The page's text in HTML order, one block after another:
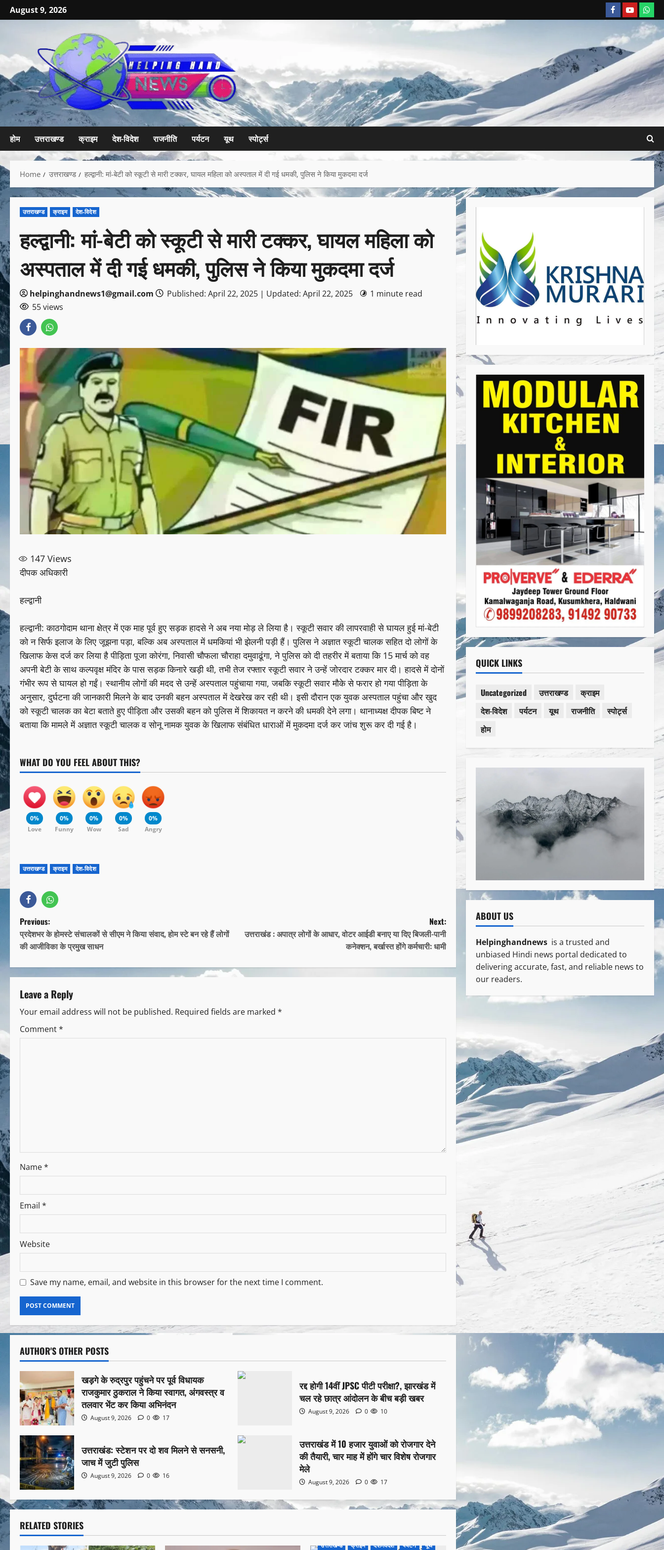
August 9, 2026
होम उत्तराखण्ड क्राइम देश-विदेश राजनीति पर्यटन यूथ स्पोर्ट्स
Home उत्तराखण्ड हल्द्वानी: मां-बेटी को स्कूटी से मारी टक्कर, घायल महिला को अस्पताल में दी गई धमकी, पुलिस ने किया मुकदमा दर्ज
उत्तराखण्ड क्राइम देश-विदेश
हल्द्वानी: मां-बेटी को स्कूटी से मारी टक्कर, घायल महिला को
अस्पताल में दी गई धमकी, पुलिस ने किया मुकदमा दर्ज
helpinghandnews1@gmail.com Published: April 22, 2025 | Updated: April 22, 2025
1 minute read
55 views
147 Views
दीपक अधिकारी
हल्द्वानी
हल्द्वानी: काठगोदाम थाना क्षेत्र में एक माह पूर्व हुए सड़क हादसे ने अब नया मोड़ ले लिया है। स्कूटी सवार की लापरवाही से घायल हुई मां-बेटी
को न सिर्फ इलाज के लिए जूझना पड़ा, बल्कि अब अस्पताल में धमकियां भी झेलनी पड़ी हैं। पुलिस ने अज्ञात स्कूटी चालक सहित दो लोगों के
खिलाफ केस दर्ज कर लिया है पीड़िता पूजा कोरंगा, निवासी चौफला चौराहा दमुवाढूंगा, ने पुलिस को दी तहरीर में बताया कि 15 मार्च को वह
अपनी बेटी के साथ कल्पवृक्ष मंदिर के पास सड़क किनारे खड़ी थी, तभी तेज रफ्तार स्कूटी सवार ने उन्हें जोरदार टक्कर मार दी। हादसे में दोनों
गंभीर रूप से घायल हो गईं। स्थानीय लोगों की मदद से उन्हें अस्पताल पहुंचाया गया, जबकि स्कूटी सवार मौके से फरार हो गया पीड़िता के
अनुसार, दुर्घटना की जानकारी मिलने के बाद उनकी बहन अस्पताल में देखरेख कर रही थी। इसी दौरान एक युवक अस्पताल पहुंचा और खुद
को स्कूटी चालक का बेटा बताते हुए पीड़िता और उसकी बहन को पुलिस में शिकायत न करने की धमकी देने लगा। थानाध्यक्ष दीपक बिष्ट ने
बताया कि मामले में अज्ञात स्कूटी चालक व सोनू नामक युवक के खिलाफ संबंधित धाराओं में मुकदमा दर्ज कर जांच शुरू कर दी गई है।
WHAT DO YOU FEEL ABOUT THIS?
0%
Love
0%
Funny
0%
Wow
0%
Sad
0%
Angry
उत्तराखण्ड क्राइम देश-विदेश
Previous:
प्रदेशभर के होमस्टे संचालकों से सीएम ने किया संवाद, होम स्टे बन रहे हैं लोगों
की आजीविका के प्रमुख साधन
Next:
उत्तराखंड : अपात्र लोगों के आधार, वोटर आईडी बनाए या दिए बिजली-पानी
कनेक्शन, बर्खास्त होंगे कर्मचारी: धामी
Leave a Reply
Your email address will not be published. Required fields are marked *
Comment*
Name*
Email *
Website
Save my name, email, and website in this browser for the next time I comment.
AUTHOR'S OTHER POSTS
खड़गे के रुद्रपुर पहुंचने पर पूर्व विधायक
राजकुमार ठुकराल ने किया स्वागत, अंगवस्त्र व
तलवार भेंट कर किया अभिनंदन
August 9, 2026 0 17
रद्द होगी 14वीं JPSC पीटी परीक्षा?, झारखंड में
चल रहे छात्र आंदोलन के बीच बड़ी खबर
August 9, 2026 0 10
उत्तराखंड: स्टेशन पर दो शव मिलने से सनसनी,
जाच में जुटी पुलिस
August 9, 2026 0 16
उत्तराखंड में 10 हजार युवाओं को रोजगार देने
की तैयारी, चार माह में होंगे चार विशेष रोजगार
मेले
August 9, 2026 0 17
RELATED STORIES
उत्तराखण्ड क्राइम देश-विदेश पर्यटन यूथ
QUICK LINKS
Uncategorized उत्तराखण्ड
क्राइम
देश-विदेश
पर्यटन यूथ राजनीति
स्पोर्ट्स
होम
ABOUT US
Helpinghandnews is a trusted and
unbiased Hindi news portal dedicated to
delivering accurate, fast, and reliable news to
our readers.